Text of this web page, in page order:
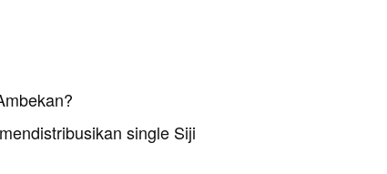
single Siji